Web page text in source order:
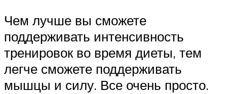
Чем лучше вы сможете
поддерживать интенсивность
тренировок во время диеты, тем
легче сможете поддерживать
мышцы и силу. Все очень просто.